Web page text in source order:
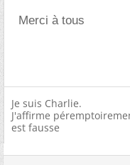
Merci à tous
Je suis Charlie.
J'affirme
est fausse